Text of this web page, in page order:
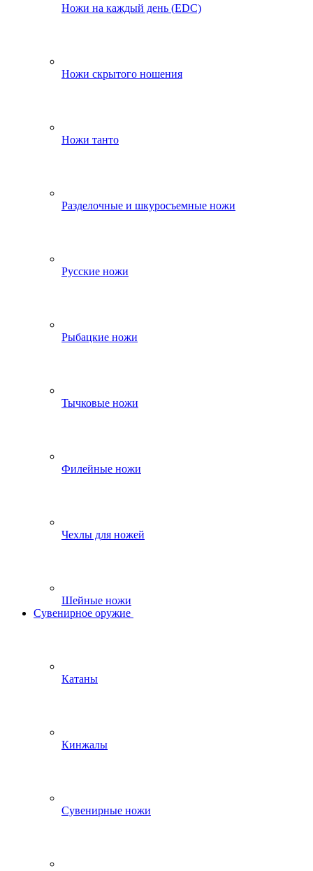
Ножи на каждый день (EDC)
Ножи скрытого ношения
Ножи танто
Разделочные и шкуросъемные ножи
Русские ножи
Рыбацкие ножи
Тычковые ножи
Филейные ножи
Чехлы для ножей
Шейные ножи
Сувенирное оружие
Катаны
Кинжалы
Сувенирные ножи